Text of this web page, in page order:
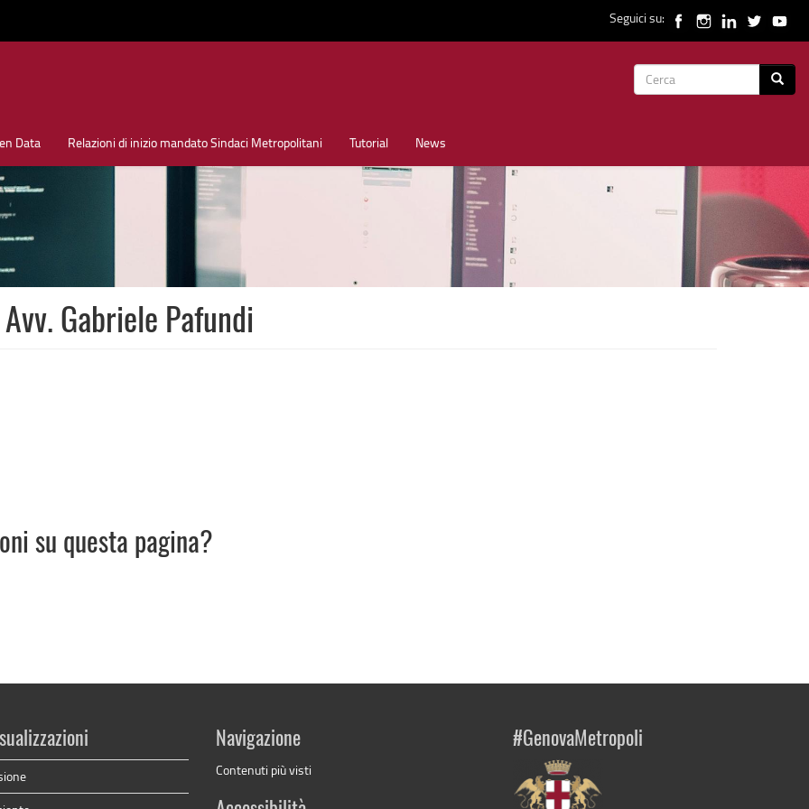
Seguici su:
Form
Data Relazioni di inizio mandato Sindaci Metropolitani Tutorial News
Gabriele Pafundi
su questa pagina?
Navigazione
Contenuti più visti
#GenovaMetropoli